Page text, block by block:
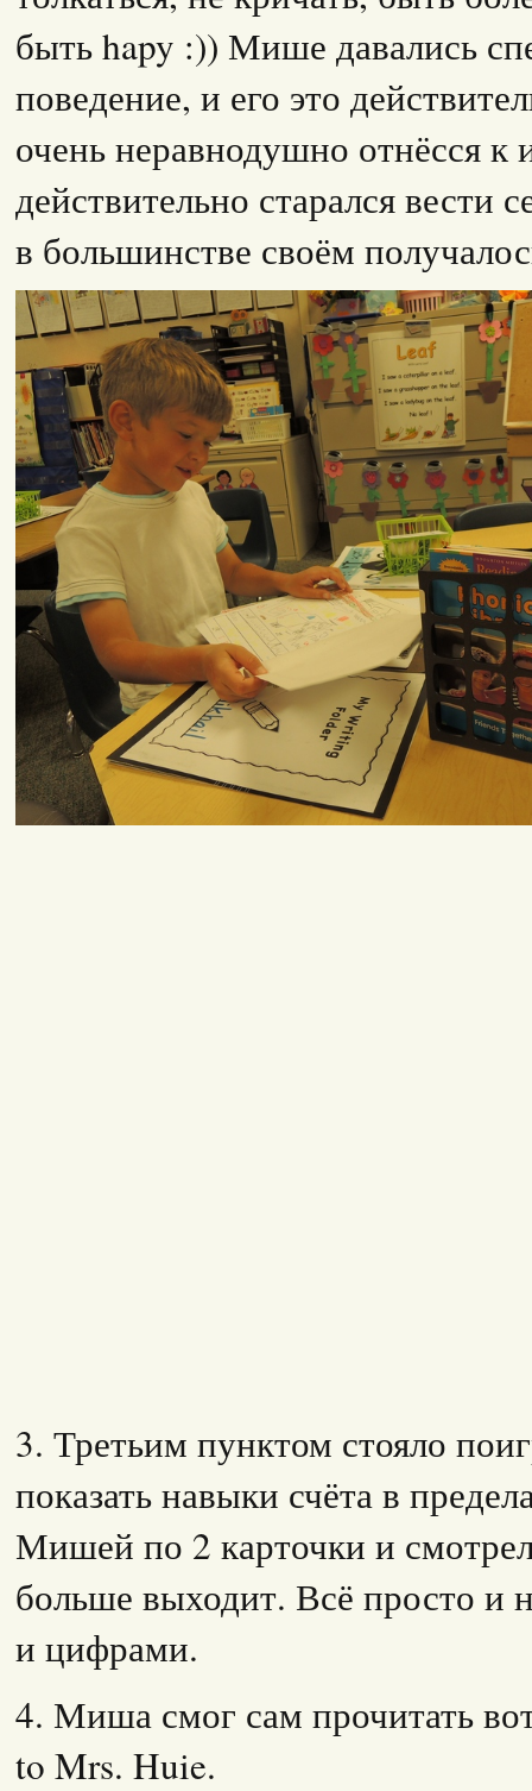
быть hapy :)) Мише давались
поведение, и его это
очень неравнодушно отнёсся к
действительно старался вести
в большинстве своём
3. Третьим пунктом стояло
показать навыки счёта в
Мишей по 2 карточки и
больше выходит. Всё просто и
и цифрами.
4. Миша смог сам прочитать
to Mrs. Huie.